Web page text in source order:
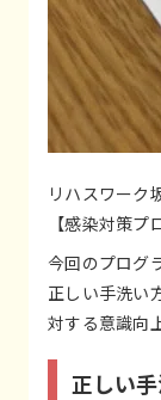
リハスワーク
【感染対策プ
今回のプログ
正しい手洗い
対する意識向
正しい